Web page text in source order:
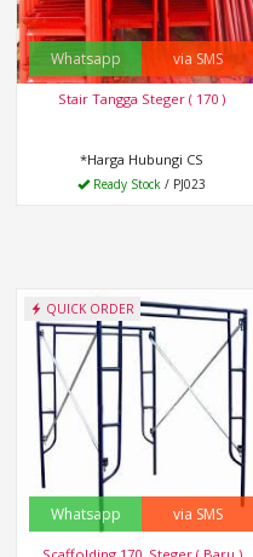
Whatsapp via SMS
Stair Tangga Steger ( 170 )
*Harga Hubungi CS
Ready Stock / PJ023
QUICK ORDER
Whatsapp via SMS